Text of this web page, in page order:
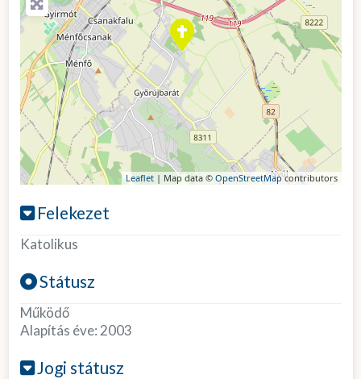
Leaflet| Map data © OpenStreetMapcontributors
Felekezet
Katolikus
Státusz
Működő
Alapítás éve:2003
Jogi státusz